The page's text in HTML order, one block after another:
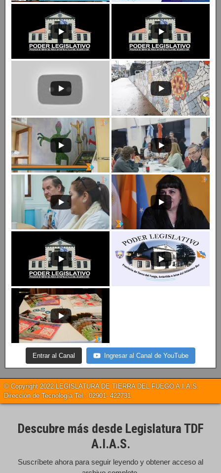
Entrar al Canal Ingresar al Canal de YouTube
© Copyright 2022 LEGISLATURA DE TIERRA DEL FUEGO A.I.A.S.
Dirección de Tecnología Tel.: 02901- 422731
Descubre más desde Legislatura TDF
A.I.A.S.
Suscríbete ahora para seguir leyendo y obtener acceso al